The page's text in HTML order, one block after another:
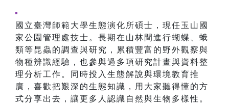
國立臺灣師範大學生態演化所碩士，現任玉山國
家公園管理處技士。長期在山林間進行蝴蝶、蛾
類等昆蟲的調查與研究，累積豐富的野外觀察與
物種辨識經驗，也參與過多項研究計畫與資料整
理分析工作。同時投入生態解說與環境教育推
廣，喜歡把艱深的生態知識，用大家聽得懂的方
式分享出去，讓更多人認識自然與生物多樣性。